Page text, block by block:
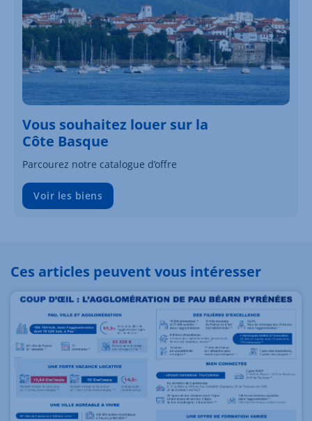
Vous souhaitez louer sur la
Côte Basque
Parcourez notre catalogue d’offre
Voir les biens
Ces articles peuvent vous intéresser